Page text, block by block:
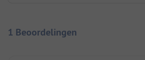
1 Beoordelingen